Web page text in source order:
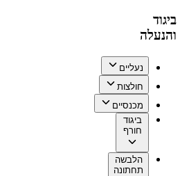
ביגוד
והנעלה
נעליים
חולצות
מכנסיים
ביגוד
חורף
הלבשה
תחתונה